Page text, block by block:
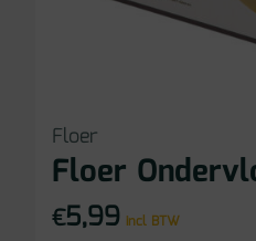
Floer
Floer
€5,99 incl BTW